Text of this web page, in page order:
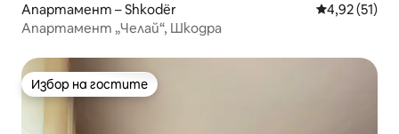
Апартамент – Shkodër Средна
4,92 (51)
Апартамент „Челай“, Шкодра
Избор на гостите
Избор на гостите